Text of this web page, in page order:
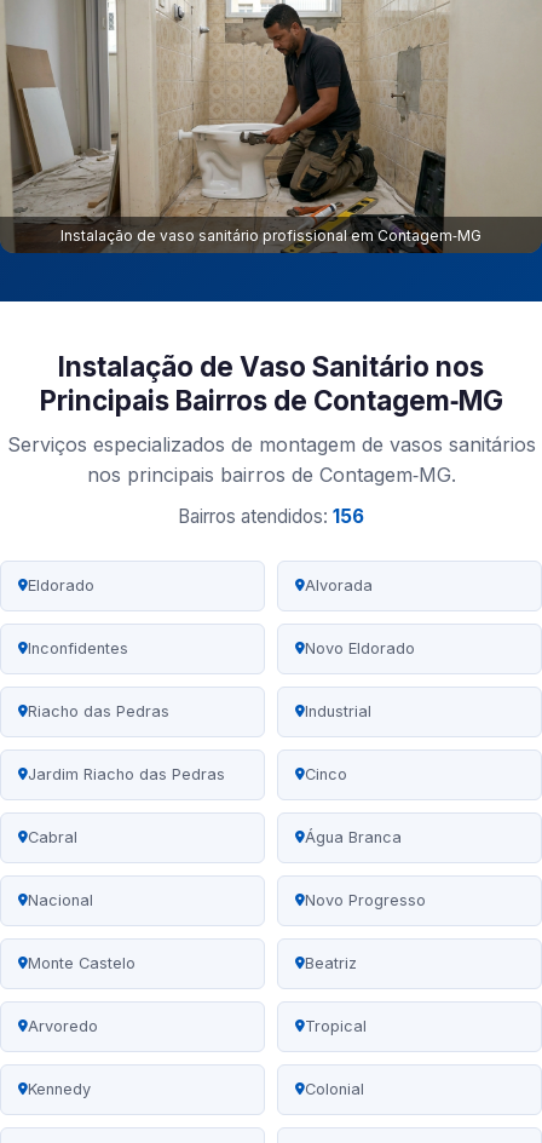
Instalação de vaso sanitário profissional em Contagem‑MG
Instalação de Vaso Sanitário nos
Principais Bairros de Contagem‑MG
Serviços especializados de montagem de vasos sanitários
nos principais bairros de Contagem‑MG.
Bairros atendidos: 156
Eldorado Alvorada
Inconfidentes Novo Eldorado
Riacho das Pedras Industrial
Jardim Riacho das Pedras Cinco
Cabral Água Branca
Nacional Novo Progresso
Monte Castelo Beatriz
Arvoredo Tropical
Kennedy Colonial